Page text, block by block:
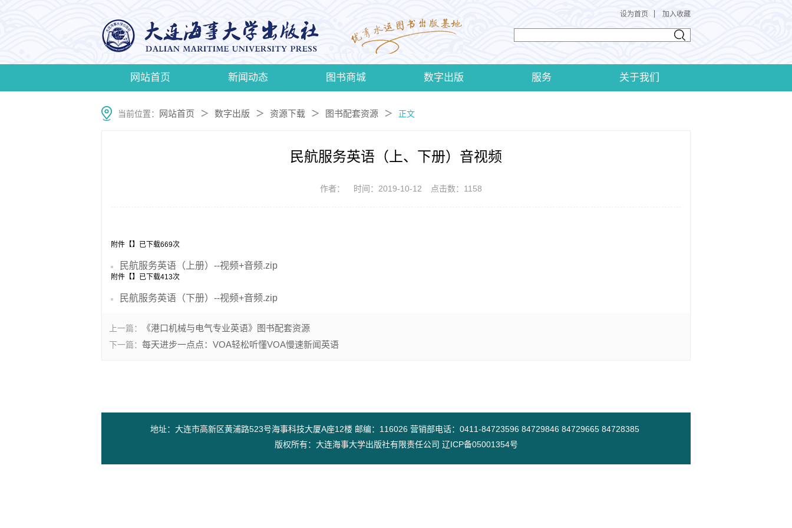
设为首页 加入收藏
网站首页 新闻动态 图书商城 数字出版 服务 关于我们
当前位置： 网站首页 ＞ 数字出版 ＞ 资源下载 ＞ 图书配套资源 ＞ 正文
民航服务英语（上、下册）音视频
作者： 时间：2019-10-12 点击数： 1158
附件【
民航服务英语（上册）--视频+音频.zip
】已下载669次
附件【
民航服务英语（下册）--视频+音频.zip
】已下载413次
上一篇： 《港口机械与电气专业英语》图书配套资源
下一篇： 每天进步一点点：VOA轻松听懂VOA慢速新闻英语
地址：大连市高新区黄浦路523号海事科技大厦A座12楼 邮编：116026 营销部电话：0411-84723596 84729846 84729665 84728385
版权所有：大连海事大学出版社有限责任公司 辽ICP备05001354号